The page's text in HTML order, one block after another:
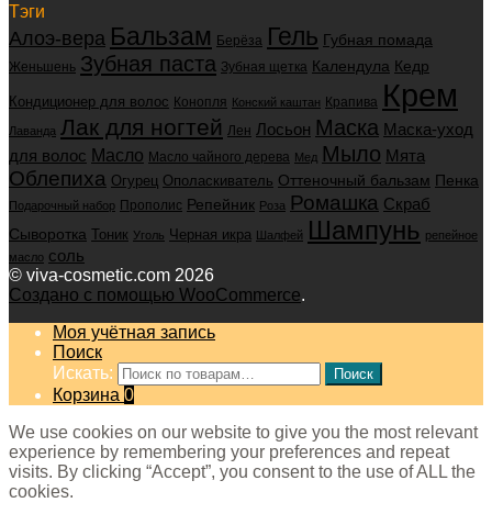
Тэги
Алоэ-вера Бальзам Берёза Гель Губная помада
Женьшень Зубная паста Зубная щетка Календула Кедр
Кондиционер для волос Конопля Конский каштан Крапива Крем
Лаванда Лак для ногтей Лен Лосьон Маска Маска-уход
для волос Масло Масло чайного дерева Мед Мыло Мята
Облепиха Огурец Ополаскиватель Оттеночный бальзам Пенка
Подарочный набор Прополис Репейник Роза Ромашка Скраб
Сыворотка Тоник Уголь Черная икра Шалфей Шампунь репейное
масло соль
© viva-cosmetic.com 2026
Создано с помощью WooCommerce.
Моя учётная запись
Поиск
Искать:
Поиск
Корзина 0
We use cookies on our website to give you the most relevant
experience by remembering your preferences and repeat
visits. By clicking “Accept”, you consent to the use of ALL the
cookies.